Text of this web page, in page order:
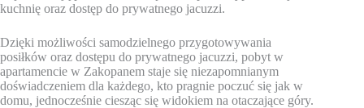
kuchnię oraz dostęp do prywatnego jacuzzi.
Dzięki możliwości samodzielnego przygotowywania
posiłków oraz dostępu do prywatnego jacuzzi, pobyt w
apartamencie w Zakopanem staje się niezapomnianym
doświadczeniem dla każdego, kto pragnie poczuć się jak w
domu, jednocześnie ciesząc się widokiem na otaczające góry.